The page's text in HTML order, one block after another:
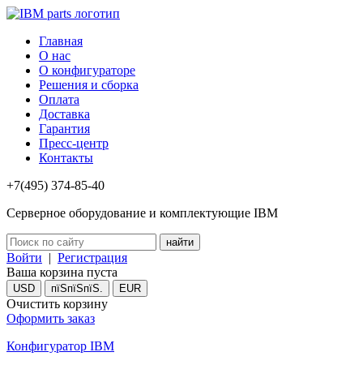
Главная
О нас
О конфигураторе
Решения и сборка
Оплата
Доставка
Гарантия
Пресс-центр
Контакты
+7(495) 374-85-40
Серверное оборудование и комплектующие IBM
Войти | Регистрация
Ваша корзина пуста
USD пїЅпїЅпїЅ. EUR
Очистить корзину
Оформить заказ
Конфигуратор IBM